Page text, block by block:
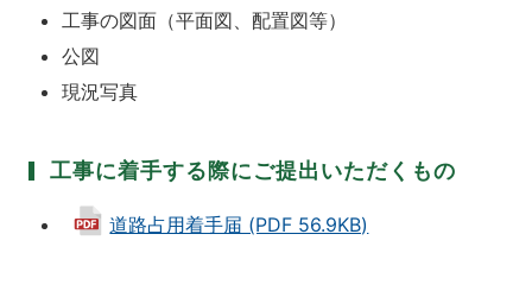
工事の図面（平面図、配置図等）
公図
現況写真
工事に着手する際にご提出いただくもの
道路占用着手届 (PDF 56.9KB)